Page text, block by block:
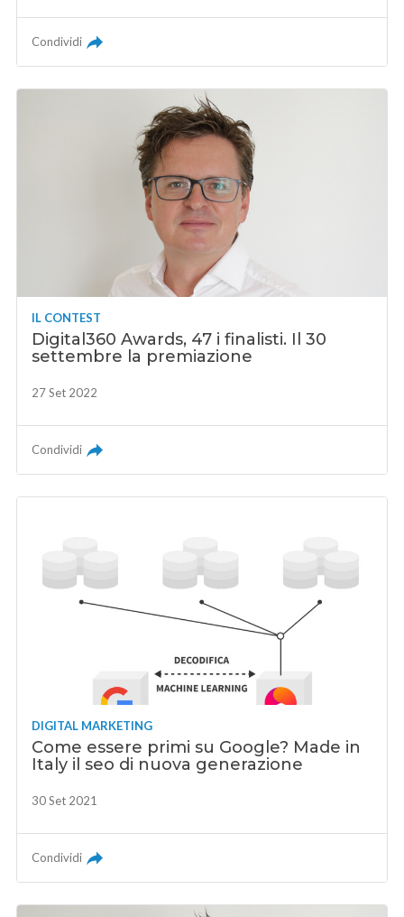
Condividi
IL CONTEST
Digital360 Awards, 47 i finalisti. Il 30
settembre la premiazione
27 Set 2022
Condividi
DIGITAL MARKETING
Come essere primi su Google? Made in
Italy il seo di nuova generazione
30 Set 2021
Condividi